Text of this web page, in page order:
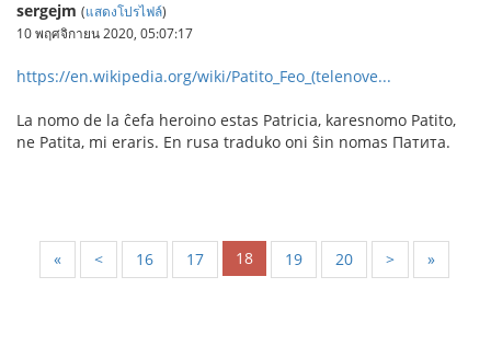
sergejm (แสดงโปรไฟล์)
10 พฤศจิกายน 2020, 05:07:17
https://en.wikipedia.org/wiki/Patito_Feo_(telenove...
La nomo de la ĉefa heroino estas Patricia, karesnomo Patito,
ne Patita, mi eraris. En rusa traduko oni ŝin nomas Патита.
« < 16 17 18 19 20 > »